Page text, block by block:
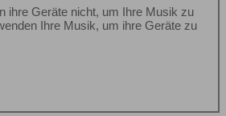
ihre Geräte nicht, um Ihre Musik zu
Ihre Musik, um ihre Geräte zu